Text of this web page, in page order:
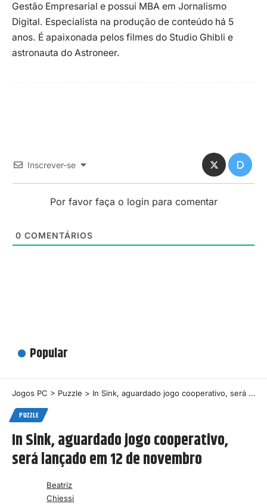
Gestão Empresarial e possui MBA em Jornalismo
Digital. Especialista na produção de conteúdo há 5
anos. É apaixonada pelos filmes do Studio Ghibli e
astronauta do Astroneer.
Inscrever-se
Por favor faça o login para comentar
0 COMENTÁRIOS
Popular
Jogos PC > Puzzle > In Sink, aguardado jogo cooperativo, será lançado em 12 de novembro
PUZZLE
In Sink, aguardado jogo cooperativo,
será lançado em 12 de novembro
Beatriz
Chiessi